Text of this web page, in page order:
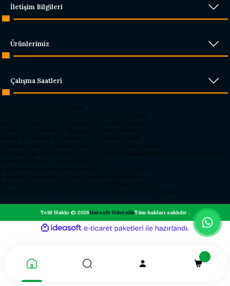
İletişim Bilgileri
Ürünlerimiz
Çalışma Saatleri
Parmak İzi Okuyucu 2026 Hursoft
Rakipleri Geride Bırakan Parmak İzi Okuyucu 2026 Hursoft
Parmak İzi Okuyucu Fiyat Performans Lideri 2026 Hursoft
2026’nın En İyi Parmak İzi Okuyucusu – Hursoft Zirvede
Parmak İzi Okuyucu Alacaklar İçin 2026 Rehberi Hursoft
Okullarda Kapı Dedektörleri Neden Şart? 2026 Güvenlik Rehberi
Okullarda Kapı Tipi Metal Dedektörler Neden Kullanılmalı?Hursoft Okul Kapı Dedektörleri
Hursoft Okul Turnike Sundurma Modelleri
Kapı Dedektörü Fiyatları ve Modelleri - 2026 Güncel Listesi
Kapı Metal Dedektörleri | Hursoft Güvenlik Teknolojileri
Üst Arama El Dedektörleri Kaliteli Dayanıklı Sağlam | Hursoft
X Ray Cihazları | Profesyonel Güvenlik X Ray Cihazı Sistemleri | Hursoft
Telif Hakkı © 2026Hursoft GüvenlikTüm hakları saklıdır .
ideasoft
e-
ile
hazırlandı.